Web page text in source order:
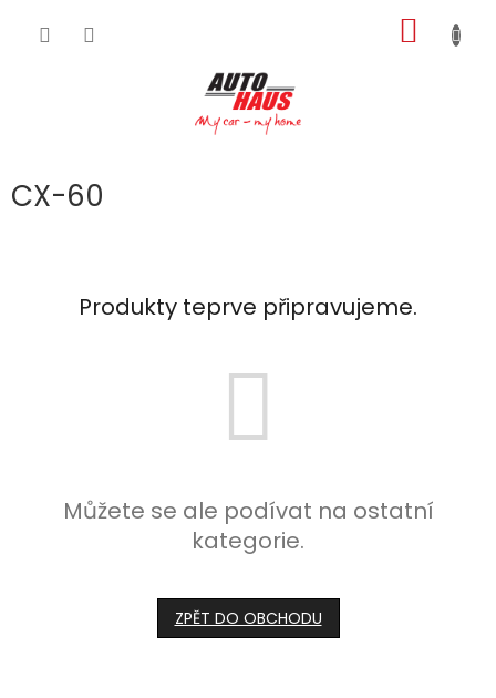
KOŠÍK
CX-60
Produkty teprve připravujeme.
Můžete se ale podívat na ostatní
kategorie.
ZPĚT DO OBCHODU